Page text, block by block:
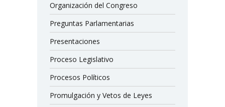
Organización del Congreso
Preguntas Parlamentarias
Presentaciones
Proceso Legislativo
Procesos Políticos
Promulgación y Vetos de Leyes